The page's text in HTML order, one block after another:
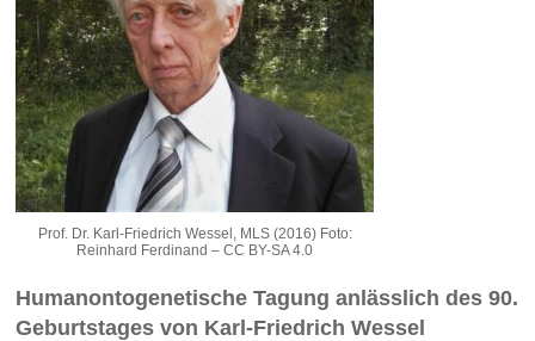
Prof. Dr. Karl-Friedrich Wessel, MLS (2016) Foto:
Reinhard Ferdinand – CC BY-SA 4.0
Humanontogenetische Tagung anlässlich des 90.
Geburtstages von Karl-Friedrich Wessel